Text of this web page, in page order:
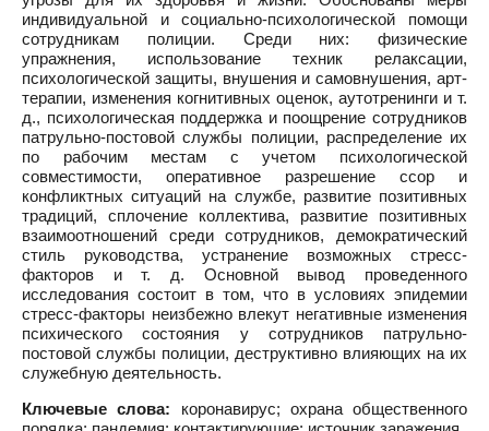
индивидуальной и социально-психологической помощи
сотрудникам полиции. Среди них: физические
упражнения, использование техник релаксации,
психологической защиты, внушения и самовнушения, арт-
терапии, изменения когнитивных оценок, аутотренинги и т.
д., психологическая поддержка и поощрение сотрудников
патрульно-постовой службы полиции, распределение их
по рабочим местам с учетом психологической
совместимости, оперативное разрешение ссор и
конфликтных ситуаций на службе, развитие позитивных
традиций, сплочение коллектива, развитие позитивных
взаимоотношений среди сотрудников, демократический
стиль руководства, устранение возможных стресс-
факторов и т. д. Основной вывод проведенного
исследования состоит в том, что в условиях эпидемии
стресс-факторы неизбежно влекут негативные изменения
психического состояния у сотрудников патрульно-
постовой службы полиции, деструктивно влияющих на их
служебную деятельность.
Ключевые слова: коронавирус; охрана общественного